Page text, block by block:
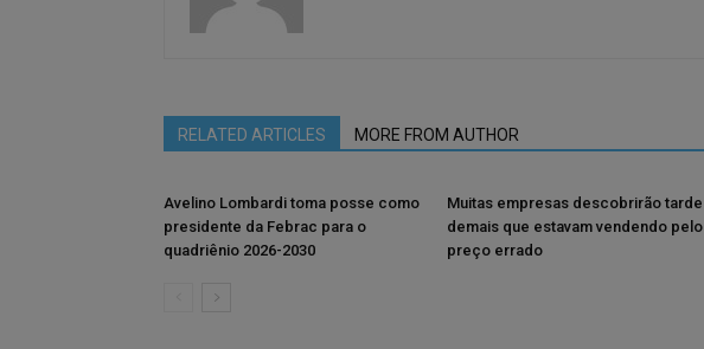
RELATED ARTICLES MORE FROM AUTHOR
Avelino Lombardi toma posse como
presidente da Febrac para o
quadriênio 2026-2030
Muitas empresas descobrirão tarde
demais que estavam vendendo pelo
preço errado